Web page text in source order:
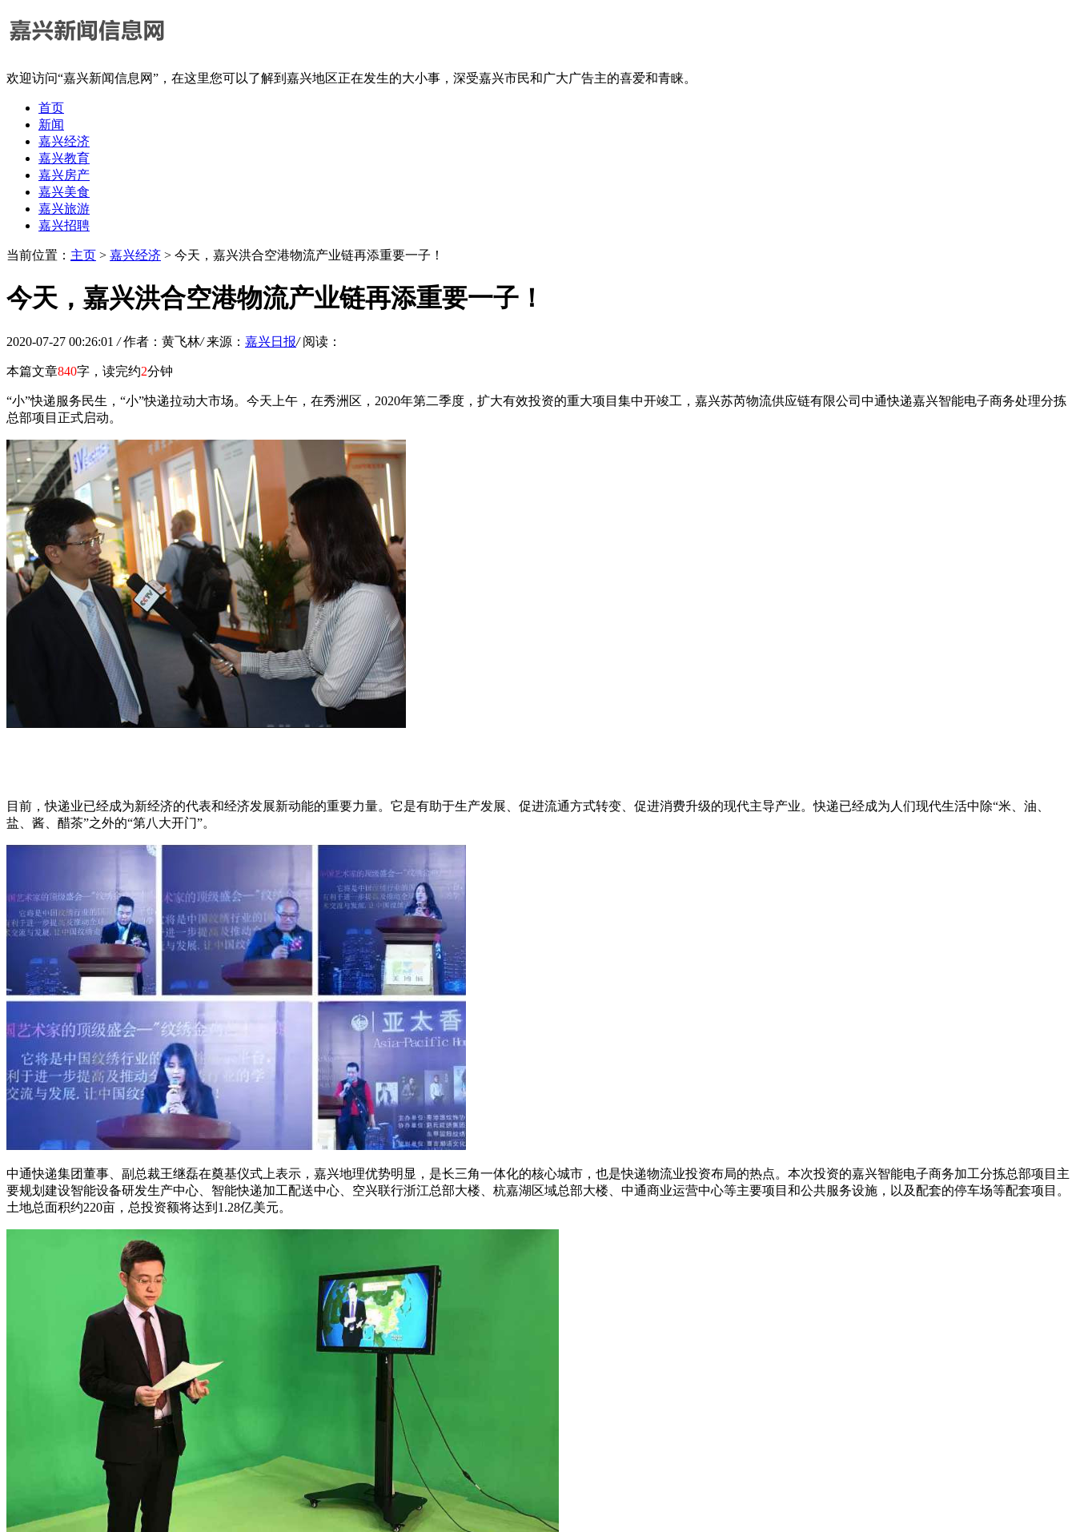
欢迎访问“嘉兴新闻信息网”，在这里您可以了解到嘉兴地区正在发生的大小事，深受嘉兴市民和广大广告主的喜爱和青睐。
首页
新闻
嘉兴经济
嘉兴教育
嘉兴房产
嘉兴美食
嘉兴旅游
嘉兴招聘
当前位置： 主页 > 嘉兴经济 > 今天，嘉兴洪合空港物流产业链再添重要一子！
今天，嘉兴洪合空港物流产业链再添重要一子！
2020-07-27 00:26:01 / 作者：黄飞林/ 来源： 嘉兴日报/ 阅读：
本篇文章840字，读完约2分钟
“小”快递服务民生，“小”快递拉动大市场。今天上午，在秀洲区，2020年第二季度，扩大有效投资的重大项目集中开竣工，嘉兴苏芮物流供应链有限公司中通快递嘉兴智能电子商务处理分拣
总部项目正式启动。
目前，快递业已经成为新经济的代表和经济发展新动能的重要力量。它是有助于生产发展、促进流通方式转变、促进消费升级的现代主导产业。快递已经成为人们现代生活中除“米、油、
盐、酱、醋茶”之外的“第八大开门”。
中通快递集团董事、副总裁王继磊在奠基仪式上表示，嘉兴地理优势明显，是长三角一体化的核心城市，也是快递物流业投资布局的热点。本次投资的嘉兴智能电子商务加工分拣总部项目主
要规划建设智能设备研发生产中心、智能快递加工配送中心、空兴联行浙江总部大楼、杭嘉湖区域总部大楼、中通商业运营中心等主要项目和公共服务设施，以及配套的停车场等配套项目。
土地总面积约220亩，总投资额将达到1.28亿美元。